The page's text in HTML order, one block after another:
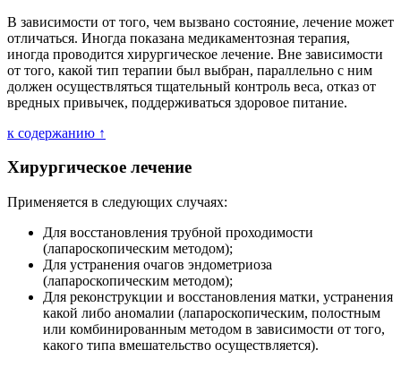
В зависимости от того, чем вызвано состояние, лечение может
отличаться. Иногда показана медикаментозная терапия,
иногда проводится хирургическое лечение. Вне зависимости
от того, какой тип терапии был выбран, параллельно с ним
должен осуществляться тщательный контроль веса, отказ от
вредных привычек, поддерживаться здоровое питание.
к содержанию ↑
Хирургическое лечение
Применяется в следующих случаях:
Для восстановления трубной проходимости
(лапароскопическим методом);
Для устранения очагов эндометриоза
(лапароскопическим методом);
Для реконструкции и восстановления матки, устранения
какой либо аномалии (лапароскопическим, полостным
или комбинированным методом в зависимости от того,
какого типа вмешательство осуществляется).